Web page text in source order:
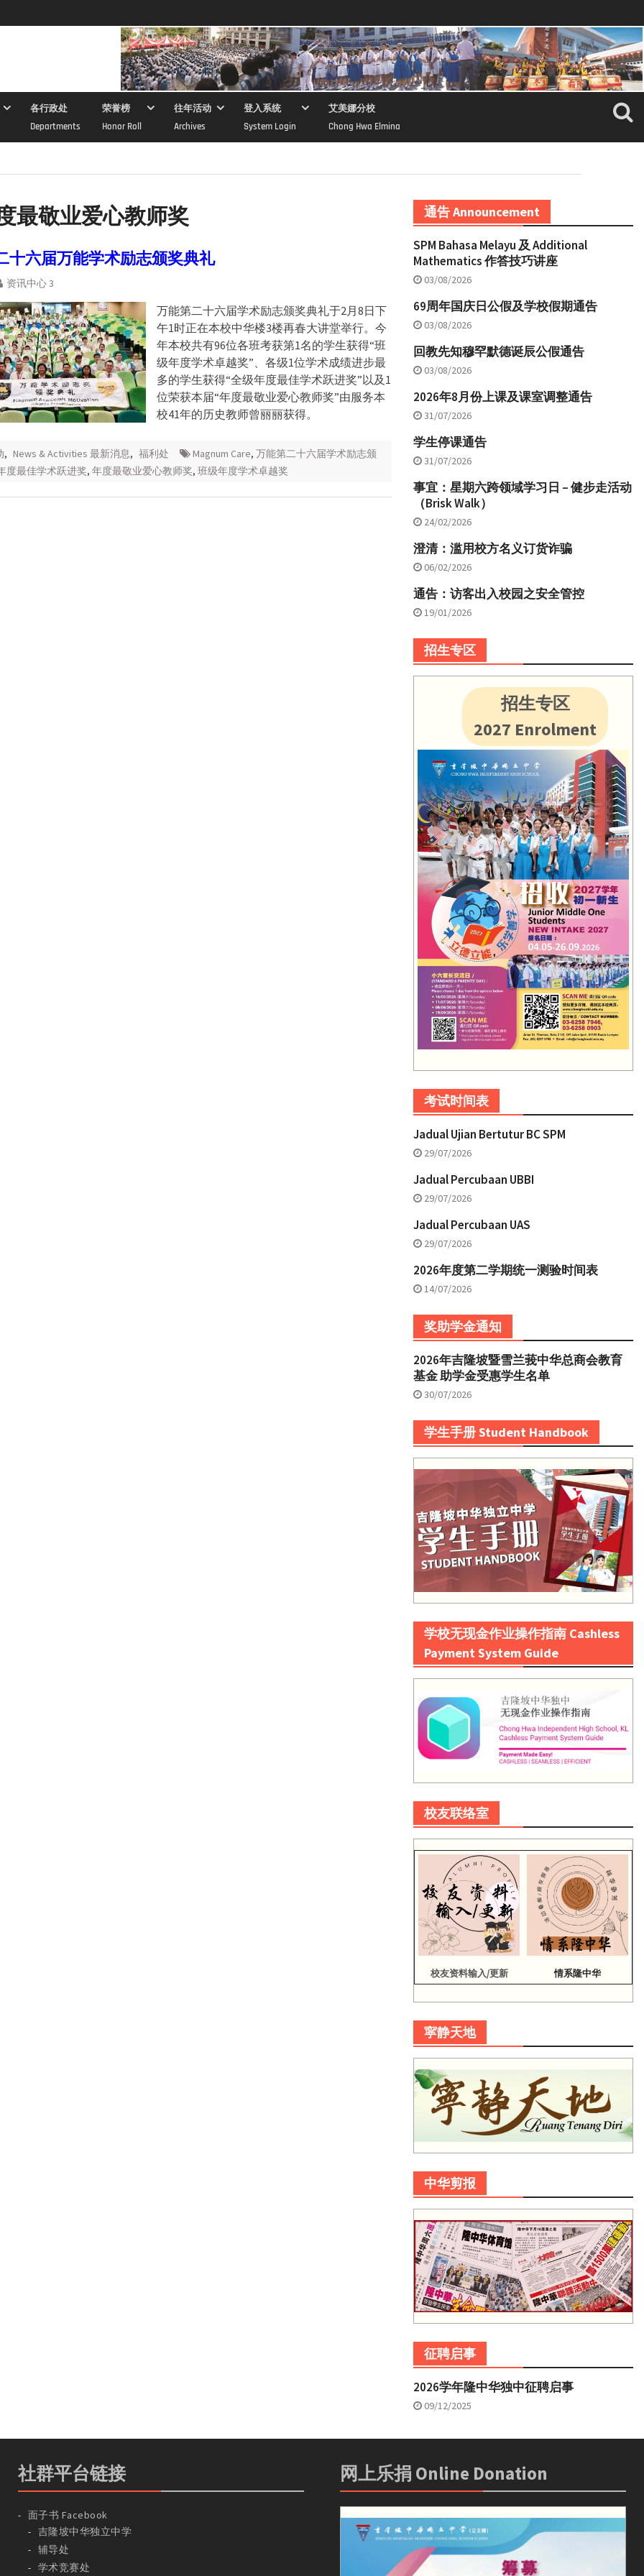
各行政处
Departments
荣誉榜
Honor Roll
往年活动
Archives
登入系统
System Login
艾美娜分校
Chong Hwa Elmina
最敬业爱心教师奖
十六届万能学术励志颁奖典礼
资讯中心 3
万能第二十六届学术励志颁奖典礼于2月8日下
午1时正在本校中华楼3楼再春大讲堂举行。今
年本校共有96位各班考获第1名的学生获得“班
级年度学术卓越奖”、各级1位学术成绩进步最
多的学生获得“全级年度最佳学术跃进奖”以及1
位荣获本届“年度最敬业爱心教师奖”由服务本
校41年的历史教师曾丽丽获得。
, News & Activities 最新消息, 福利处 Magnum Care, 万能第二十六届学术励志颁
度最佳学术跃进奖, 年度最敬业爱心教师奖, 班级年度学术卓越奖
通告 Announcement
SPM Bahasa Melayu 及 Additional
Mathematics 作答技巧讲座
03/08/2026
69周年国庆日公假及学校假期通告
03/08/2026
回教先知穆罕默德诞辰公假通告
03/08/2026
2026年8月份上课及课室调整通告
31/07/2026
学生停课通告
31/07/2026
事宜：星期六跨领域学习日 – 健步走活动
（Brisk Walk）
24/02/2026
澄清：滥用校方名义订货诈骗
06/02/2026
通告：访客出入校园之安全管控
19/01/2026
招生专区
招生专区
2027 Enrolment
考试时间表
Jadual Ujian Bertutur BC SPM
29/07/2026
Jadual Percubaan UBBI
29/07/2026
Jadual Percubaan UAS
29/07/2026
2026年度第二学期统一测验时间表
14/07/2026
奖助学金通知
2026年吉隆坡暨雪兰莪中华总商会教育
基金 助学金受惠学生名单
30/07/2026
学生手册 Student Handbook
学校无现金作业操作指南 Cashless
Payment System Guide
校友联络室
校友资料输入/更新 情系隆中华
寜静天地
中华剪报
征聘启事
2026学年隆中华独中征聘启事
09/12/2025
社群平台链接
面子书 Facebook
吉隆坡中华独立中学
辅导处
学术竞赛处
网上乐捐 Online Donation